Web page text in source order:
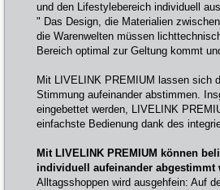
und den Lifestylebereich individuell
" Das Design, die Materialien
die Warenwelten müssen
Bereich optimal zur Geltung kommt
Mit LIVELINK PREMIUM lassen sich
Stimmung aufeinander abstimmen.
eingebettet werden, LIVELINK
einfachste Bedienung dank des
Mit LIVELINK PREMIUM können
individuell aufeinander abgestimmt
Alltagsshoppen wird ausgehfein: Auf